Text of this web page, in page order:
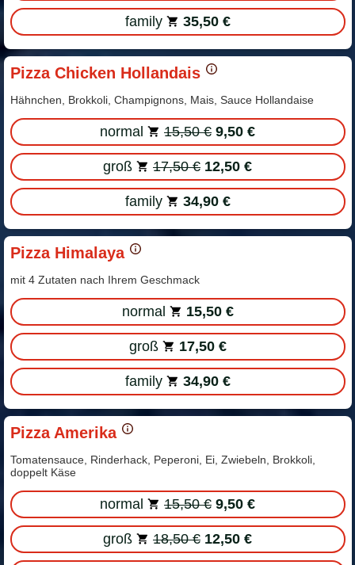
family 35,50 €
Pizza Chicken Hollandais
Hähnchen, Brokkoli, Champignons, Mais, Sauce Hollandaise
normal 15,50 € 9,50 €
groß 17,50 € 12,50 €
family 34,90 €
Pizza Himalaya
mit 4 Zutaten nach Ihrem Geschmack
normal 15,50 €
groß 17,50 €
family 34,90 €
Pizza Amerika
Tomatensauce, Rinderhack, Peperoni, Ei, Zwiebeln, Brokkoli,
doppelt Käse
normal 15,50 € 9,50 €
groß 18,50 € 12,50 €